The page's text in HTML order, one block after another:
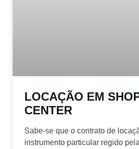
LOCAÇÃO EM
CENTER
Sabe-se que o contrato de
instrumento particular regido